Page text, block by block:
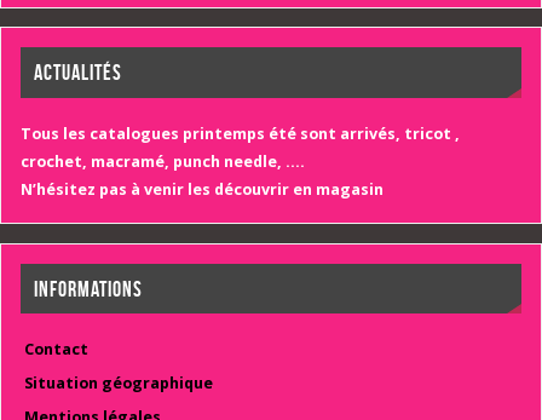
ACTUALITÉS
Tous les catalogues printemps été sont arrivés, tricot ,
crochet, macramé, punch needle, ….
N’hésitez pas à venir les découvrir en magasin
INFORMATIONS
Contact
Situation géographique